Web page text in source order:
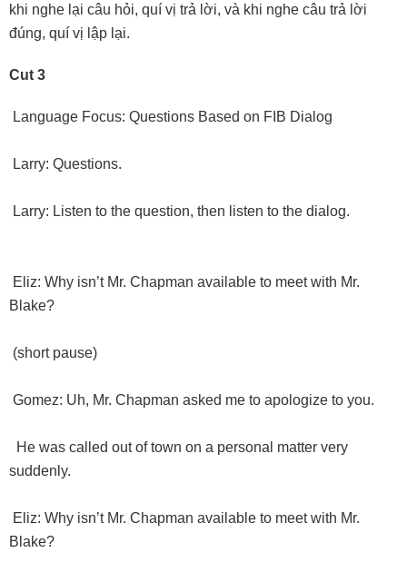
khi nghe lại câu hỏi, quí vị trả lời, và khi nghe câu trả lời
đúng, quí vị lập lại.
Cut 3
Language Focus: Questions Based on FIB Dialog
Larry: Questions.
Larry: Listen to the question, then listen to the dialog.
Eliz: Why isn’t Mr. Chapman available to meet with Mr.
Blake?
(short pause)
Gomez: Uh, Mr. Chapman asked me to apologize to you.
He was called out of town on a personal matter very
suddenly.
Eliz: Why isn’t Mr. Chapman available to meet with Mr.
Blake?